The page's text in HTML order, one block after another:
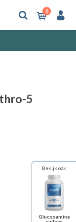
0
5
Bekijk ook
Glucosamine